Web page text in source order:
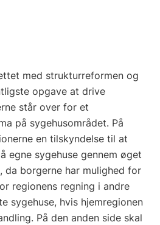
med strukturreformen og
opgave at drive
står over for et
på sygehusområdet. På
en tilskyndelse til at
egne sygehuse gennem øget
da borgerne har mulighed for
regionens regning i andre
sygehuse, hvis hjemregionen
På den anden side skal